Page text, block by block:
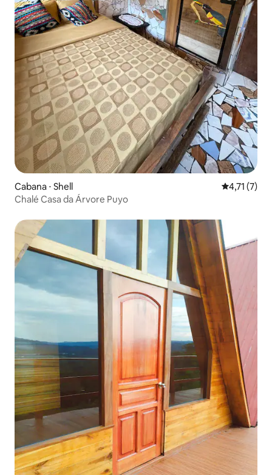
Cabana ⋅ Shell 4,71 de
4,71 (7)
Chalé Casa da Árvore Puyo